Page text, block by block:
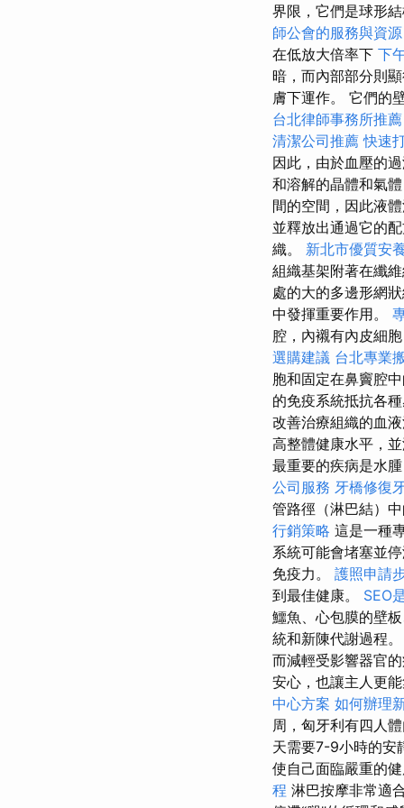
界限，它們是球形
師公會的服務與資源
在低放大倍率下 下
暗，而內部部分則
膚下運作。 它們的
台北律師事務所推薦
清潔公司推薦 快速
因此，由於血壓的
和溶解的晶體和氣
間的空間，因此液
並釋放出通過它的
織。 新北市優質安
組織基架附著在纖
處的大的多邊形網
中發揮重要作用。
腔，內襯有內皮細
選購建議 台北專業
胞和固定在鼻竇腔
的免疫系統抵抗各
改善治療組織的血
高整體健康水平，
最重要的疾病是水
公司服務 牙橋修復
管路徑（淋巴結）
行銷策略 這是一種
系統可能會堵塞並
免疫力。 護照申請
到最佳健康。 SEO
鱷魚、心包膜的壁
統和新陳代謝過程
而減輕受影響器官
安心，也讓主人更
中心方案 如何辦理
周，匈牙利有四人
天需要7-9小時的安
使自己面臨嚴重的
程 淋巴按摩非常適